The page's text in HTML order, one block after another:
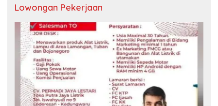
Lowongan Pekerjaan